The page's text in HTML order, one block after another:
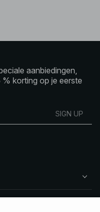
aanbiedingen,
korting op je eerste
SIGN UP